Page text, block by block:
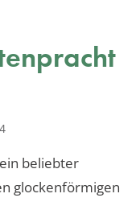
beliebter
glockenförmigen